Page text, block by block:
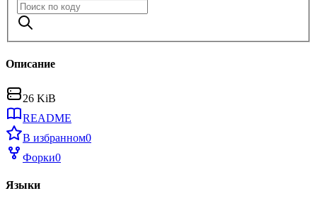
Описание
26 KiB
README
В избранном0
Форки0
Языки